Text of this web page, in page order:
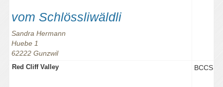
vom Schlössliwäldli
Sandra Hermann
Huebe 1
62222 Gunzwil
Red Cliff Valley BCCS